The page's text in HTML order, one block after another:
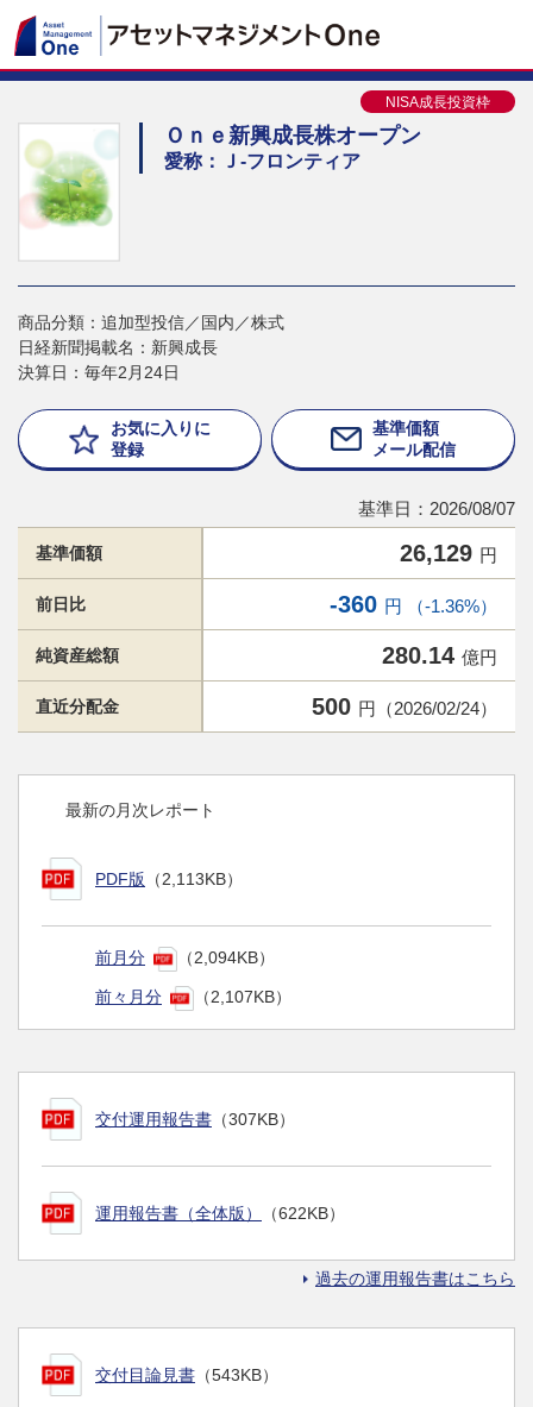
NISA成長投資枠
Ｏｎｅ新興成長株オープン
愛称：Ｊ-フロンティア
商品分類：追加型投信／国内／株式
日経新聞掲載名：新興成長
決算日：毎年2月24日
お気に入りに
登録
基準価額
メール配信
基準日：2026/08/07
基準価額 26,129 円
前日比 -360 円 （-1.36%）
純資産総額 280.14 億円
直近分配金 500 円（2026/02/24）
最新の月次レポート
PDF版 （2,113KB）
前月分 （2,094KB）
前々月分 （2,107KB）
交付運用報告書 （307KB）
運用報告書（全体版） （622KB）
過去の運用報告書はこちら
交付目論見書 （543KB）